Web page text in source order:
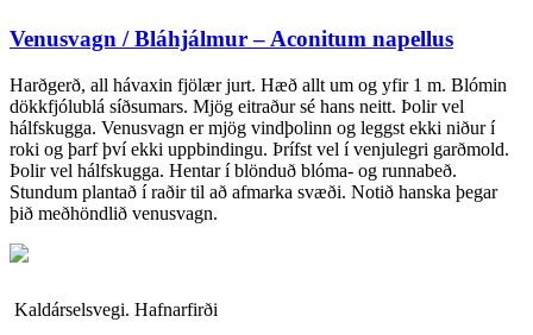
Venusvagn / Bláhjálmur – Aconitum napellus
Harðgerð, all hávaxin fjölær jurt. Hæð allt um og yfir 1 m. Blómin
dökkfjólublá síðsumars. Mjög eitraður sé hans neitt. Þolir vel
hálfskugga. Venusvagn er mjög vindþolinn og leggst ekki niður í
roki og þarf því ekki uppbindingu. Þrífst vel í venjulegri garðmold.
Þolir vel hálfskugga. Hentar í blönduð blóma- og runnabeð.
Stundum plantað í raðir til að afmarka svæði. Notið hanska þegar
þið meðhöndlið venusvagn.
Kaldárselsvegi. Hafnarfirði